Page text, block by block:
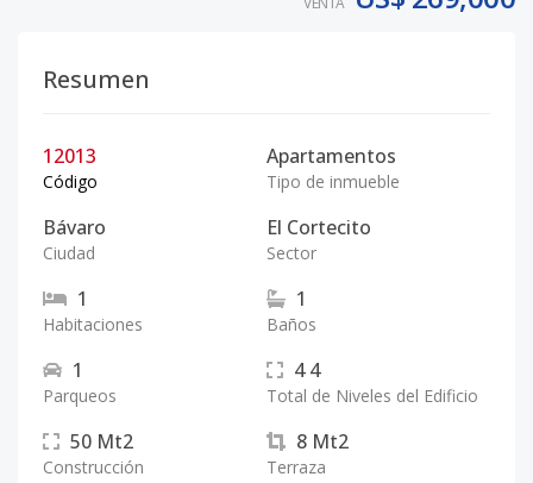
Resumen
12013
Código
Apartamentos
Tipo de inmueble
Bávaro
Ciudad
El Cortecito
Sector
1
Habitaciones
1
Baños
1
Parqueos
4 4
Total de Niveles del Edificio
50 Mt2
Construcción
8 Mt2
Terraza